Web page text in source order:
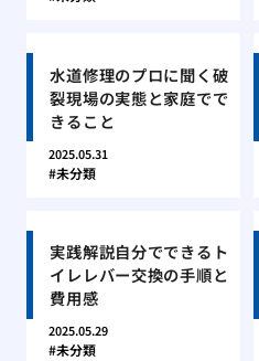
水道修理のプロに聞く破
裂現場の実態と家庭でで
きること
2025.05.31
未分類
実践解説自分でできるト
イレレバー交換の手順と
費用感
2025.05.29
未分類